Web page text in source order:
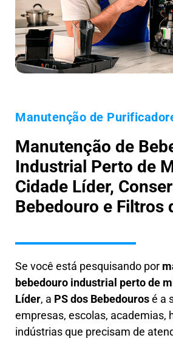
Manutenção de
Manutenção de
Industrial Perto de
Cidade Líder,
Bebedouro e Filtros
Se você está pesquisando por
bebedouro industrial perto de
Líder, a PS dos Bebedourosé a
empresas, escolas, academias,
indústrias que precisam de